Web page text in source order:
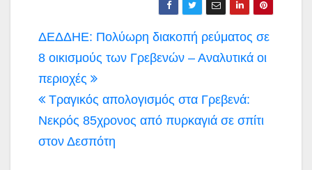
Πλοήγηση
άρθρων
ΔΕΔΔΗΕ: Πολύωρη διακοπή ρεύματος σε
8 οικισμούς των Γρεβενών – Αναλυτικά οι
περιοχές
Τραγικός απολογισμός στα Γρεβενά:
Νεκρός 85χρονος από πυρκαγιά σε σπίτι
στον Δεσπότη